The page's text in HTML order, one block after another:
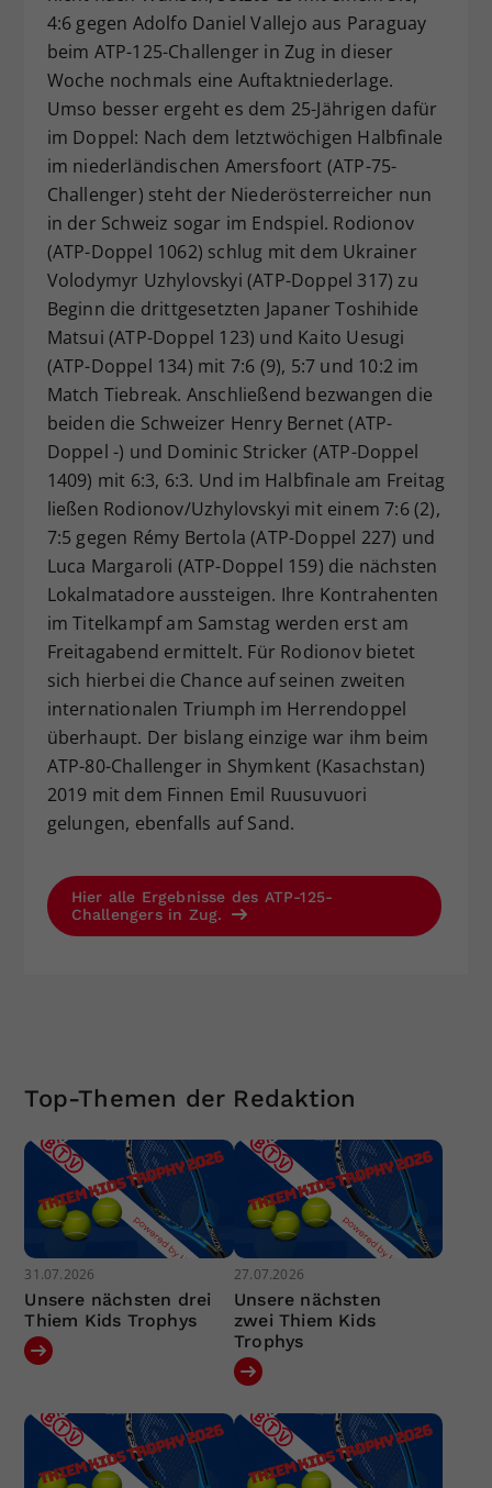
4:6 gegen Adolfo Daniel Vallejo aus Paraguay
beim ATP-125-Challenger in Zug in dieser
Woche nochmals eine Auftaktniederlage.
Umso besser ergeht es dem 25-Jährigen dafür
im Doppel: Nach dem letztwöchigen Halbfinale
im niederländischen Amersfoort (ATP-75-
Challenger) steht der Niederösterreicher nun
in der Schweiz sogar im Endspiel. Rodionov
(ATP-Doppel 1062) schlug mit dem Ukrainer
Volodymyr Uzhylovskyi (ATP-Doppel 317) zu
Beginn die drittgesetzten Japaner Toshihide
Matsui (ATP-Doppel 123) und Kaito Uesugi
(ATP-Doppel 134) mit 7:6 (9), 5:7 und 10:2 im
Match Tiebreak. Anschließend bezwangen die
beiden die Schweizer Henry Bernet (ATP-
Doppel -) und Dominic Stricker (ATP-Doppel
1409) mit 6:3, 6:3. Und im Halbfinale am Freitag
ließen Rodionov/Uzhylovskyi mit einem 7:6 (2),
7:5 gegen Rémy Bertola (ATP-Doppel 227) und
Luca Margaroli (ATP-Doppel 159) die nächsten
Lokalmatadore aussteigen. Ihre Kontrahenten
im Titelkampf am Samstag werden erst am
Freitagabend ermittelt. Für Rodionov bietet
sich hierbei die Chance auf seinen zweiten
internationalen Triumph im Herrendoppel
überhaupt. Der bislang einzige war ihm beim
ATP-80-Challenger in Shymkent (Kasachstan)
2019 mit dem Finnen Emil Ruusuvuori
gelungen, ebenfalls auf Sand.
Hier alle Ergebnisse des ATP-125-
Challengers in Zug.
Top-Themen der Redaktion
31.07.2026
Unsere nächsten drei
Thiem Kids Trophys
27.07.2026
Unsere nächsten
zwei Thiem Kids
Trophys
Zweck
Dieser Wert speichert Ihre Consent-
Einstellungen. Unter anderem eine
zufällig generierte ID, für die
historische Speicherung Ihrer
vorgenommen Einstellungen, falls der
Webseiten-Betreiber dies eingestellt
hat.